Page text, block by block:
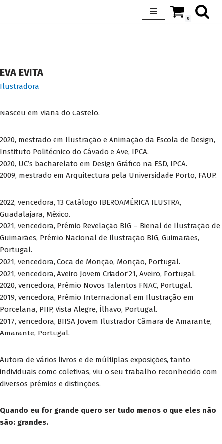
0
EVA EVITA
Ilustradora
Nasceu em Viana do Castelo.
2020, mestrado em Ilustração e Animação da Escola de Design,
Instituto Politécnico do Cávado e Ave, IPCA.
2020, UC’s bacharelato em Design Gráfico na ESD, IPCA.
2009, mestrado em Arquitectura pela Universidade Porto, FAUP.
2022, vencedora, 13 Catálogo IBEROAMÉRICA ILUSTRA,
Guadalajara, México.
2021, vencedora, Prémio Revelação BIG – Bienal de Ilustração de
Guimarães, Prémio Nacional de Ilustração BIG, Guimarães,
Portugal.
2021, vencedora, Coca de Monção, Monção, Portugal.
2021, vencedora, Aveiro Jovem Criador’21, Aveiro, Portugal.
2020, vencedora, Prémio Novos Talentos FNAC, Portugal.
2019, vencedora, Prémio Internacional em Ilustração em
Porcelana, PIIP, Vista Alegre, Ílhavo, Portugal.
2017, vencedora, BIISA Jovem Ilustrador Câmara de Amarante,
Amarante, Portugal.
Autora de vários livros e de múltiplas exposições, tanto
individuais como coletivas, viu o seu trabalho reconhecido com
diversos prémios e distinções.
Quando eu for grande quero ser tudo menos o que eles não
são: grandes.